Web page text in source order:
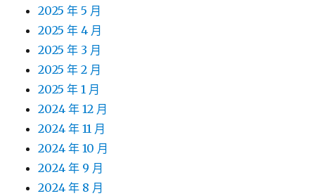
2025 年 5 月
2025 年 4 月
2025 年 3 月
2025 年 2 月
2025 年 1 月
2024 年 12 月
2024 年 11 月
2024 年 10 月
2024 年 9 月
2024 年 8 月